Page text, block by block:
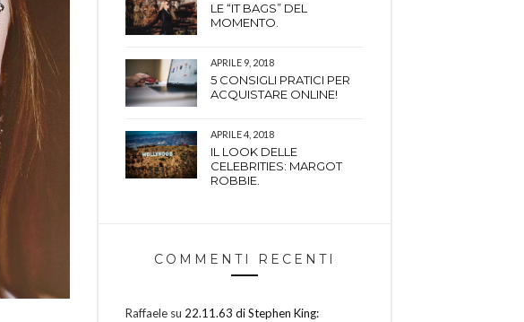
LE “IT BAGS” DEL
MOMENTO.
APRILE 9, 2018
5 CONSIGLI PRATICI PER
ACQUISTARE ONLINE!
APRILE 4, 2018
IL LOOK DELLE
CELEBRITIES: MARGOT
ROBBIE.
COMMENTI RECENTI
Raffaele su 22.11.63 di Stephen King: